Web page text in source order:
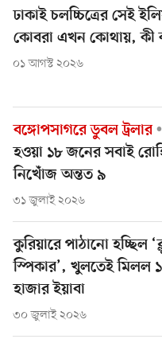
ঢাকাই চলচ্চিত্রের সেই
কোবরা এখন কোথায়, কী
০১ আগস্ট ২০২৬
বঙ্গোপসাগরে ডুবল ট্রলার
হওয়া ১৮ জনের সবাই
নিখোঁজ অন্তত ৯
৩১ জুলাই ২০২৬
কুরিয়ারে পাঠানো হচ্ছিল
স্পিকার’, খুলতেই মিলল
হাজার ইয়াবা
৩০ জুলাই ২০২৬